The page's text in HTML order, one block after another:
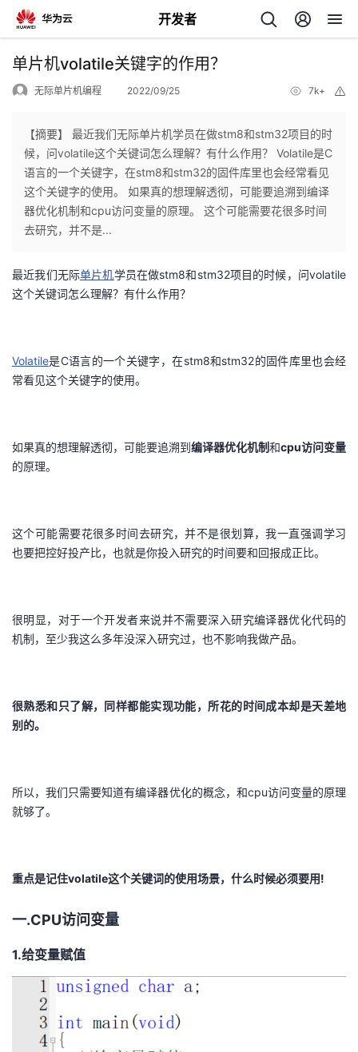
开发者
返
个
人
主
我
的
者
的
客
我
论
的
子
我
直
的
我
注
开
者
我
课
程
的
认
我
的
我
的
我
支
我
的
技
术
支
我
的
云
声
单片机volatile关键字的作用？
无际单片机编程 2022/09/25 7k+
【摘要】 最近我们无际单片机学员在做stm8和stm32项目的时
候，问volatile这个关键词怎么理解？有什么作用？ Volatile是C
语言的一个关键字，在stm8和stm32的固件库里也会经常看见
这个关键字的使用。 如果真的想理解透彻，可能要追溯到编译
器优化机制和cpu访问变量的原理。 这个可能需要花很多时间
去研究，并不是...
最近我们无际单片机学员在做stm8和stm32项目的时候，问volatile
这个关键词怎么理解？有什么作用？
Volatile是C语言的一个关键字，在stm8和stm32的固件库里也会经
常看见这个关键字的使用。
如果真的想理解透彻，可能要追溯到编译器优化机制和cpu访问变量
的原理。
这个可能需要花很多时间去研究，并不是很划算，我一直强调学习
也要把控好投产比，也就是你投入研究的时间要和回报成正比。
很明显，对于一个开发者来说并不需要深入研究编译器优化代码的
机制，至少我这么多年没深入研究过，也不影响我做产品。
很熟悉和只了解，同样都能实现功能，所花的时间成本却是天差地
别的。
所以，我们只需要知道有编译器优化的概念，和cpu访问变量的原理
就够了。
重点是记住volatile这个关键词的使用场景，什么时候必须要用!
一.CPU访问变量
1.给变量赋值